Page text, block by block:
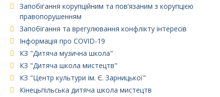
Запобігання корупційним та пов’язаним з корупцією
правопорушенням
Запобігання та врегулювання конфлікту інтересів
Інформація про COVID-19
КЗ "Дитяча музична школа"
КЗ "Дитяча школа мистецтв"
КЗ "Центр культури ім. Є. Зарницької"
Кінецьпільська дитяча школа мистецтв